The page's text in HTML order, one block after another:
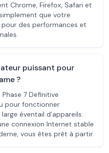
Chrome, Firefox, Safari et
que votre
des performances et
puissant pour
?
7 Definitive
pour fonctionner
éventail d’appareils.
connexion Internet stable
vous êtes prêt à partir.